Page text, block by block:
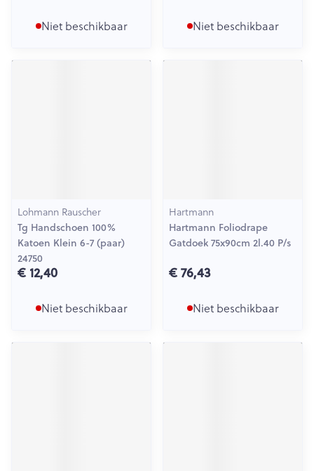
Niet beschikbaar Niet beschikbaar
Lohmann Rauscher
Tg Handschoen 100%
Katoen Klein 6-7 (paar)
24750
€ 12,40
Niet beschikbaar
Hartmann
Hartmann Foliodrape
Gatdoek 75x90cm 2l.40 P/s
€ 76,43
Niet beschikbaar